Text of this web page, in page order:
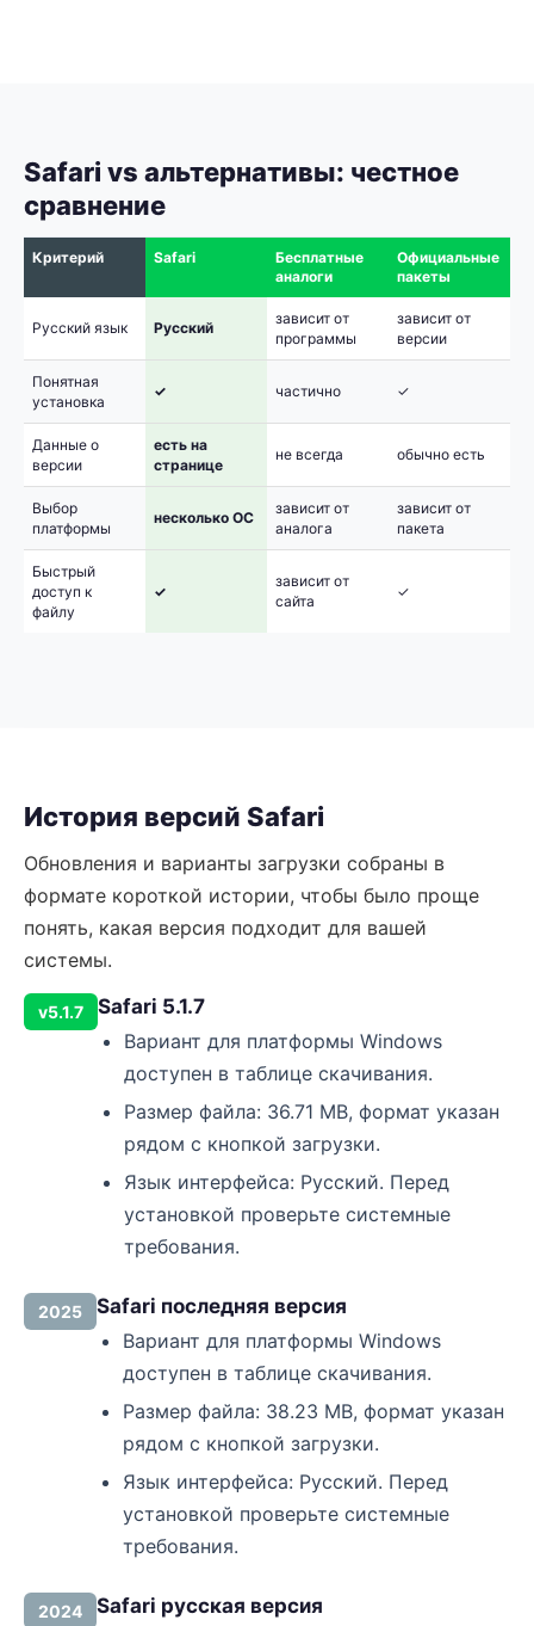
Safari vs альтернативы: честное
сравнение
Критерий Safari
Бесплатные
аналоги
Официальные
пакеты
Русский язык Русский
зависит от
программы
зависит от
версии
Понятная
установка
✓ частично ✓
Данные о
версии
есть на
странице
не всегда обычно есть
Выбор
платформы
несколько ОС
зависит от
аналога
зависит от
пакета
Быстрый
доступ к
файлу
✓
зависит от
сайта
✓
История версий Safari
Обновления и варианты загрузки собраны в
формате короткой истории, чтобы было проще
понять, какая версия подходит для вашей
системы.
v5.1.7
Safari 5.1.7
Вариант для платформы Windows
доступен в таблице скачивания.
Размер файла: 36.71 MB, формат указан
рядом с кнопкой загрузки.
Язык интерфейса: Русский. Перед
установкой проверьте системные
требования.
2025
Safari последняя версия
Вариант для платформы Windows
доступен в таблице скачивания.
Размер файла: 38.23 MB, формат указан
рядом с кнопкой загрузки.
Язык интерфейса: Русский. Перед
установкой проверьте системные
требования.
2024
Safari русская версия